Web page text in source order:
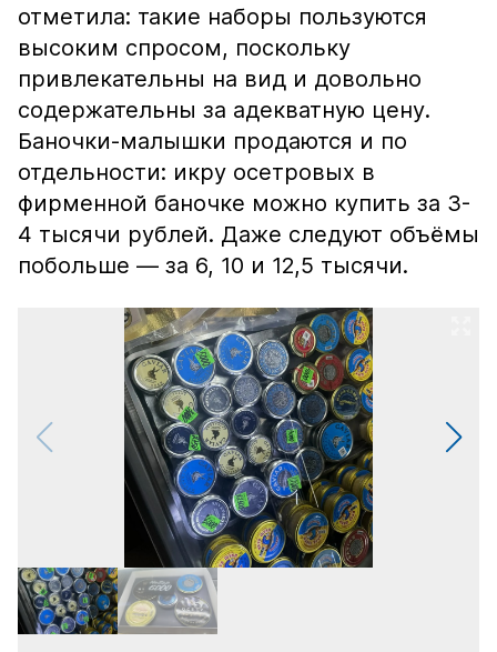
отметила: такие наборы пользуются
высоким спросом, поскольку
привлекательны на вид и довольно
содержательны за адекватную цену.
Баночки-малышки продаются и по
отдельности: икру осетровых в
фирменной баночке можно купить за 3-
4 тысячи рублей. Даже следуют объёмы
побольше — за 6, 10 и 12,5 тысячи.